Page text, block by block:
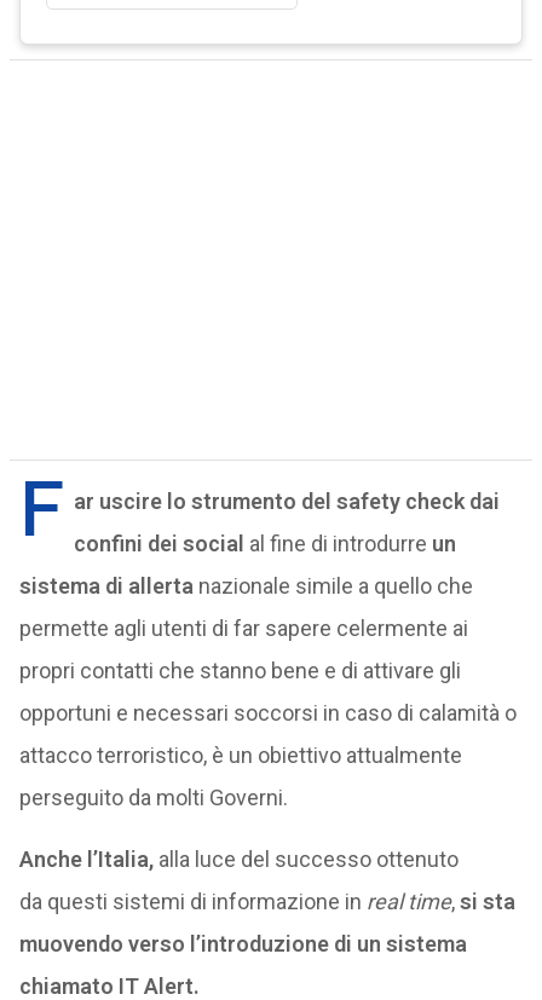
F ar uscire lo strumento del safety check dai
confini dei social al fine di introdurre un
sistema di allerta nazionale simile a quello che
permette agli utenti di far sapere celermente ai
propri contatti che stanno bene e di attivare gli
opportuni e necessari soccorsi in caso di calamità o
attacco terroristico, è un obiettivo attualmente
perseguito da molti Governi.
Anche l’Italia,alla luce del successo ottenuto
da questi sistemi di informazione in real time,si sta
muovendo verso l’introduzione di un sistema
chiamato IT Alert.